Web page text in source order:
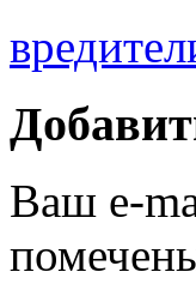
Ваш e-